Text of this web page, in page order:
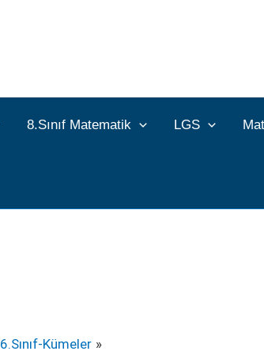
8.Sınıf Matematik LGS
6.Sınıf-Kümeler